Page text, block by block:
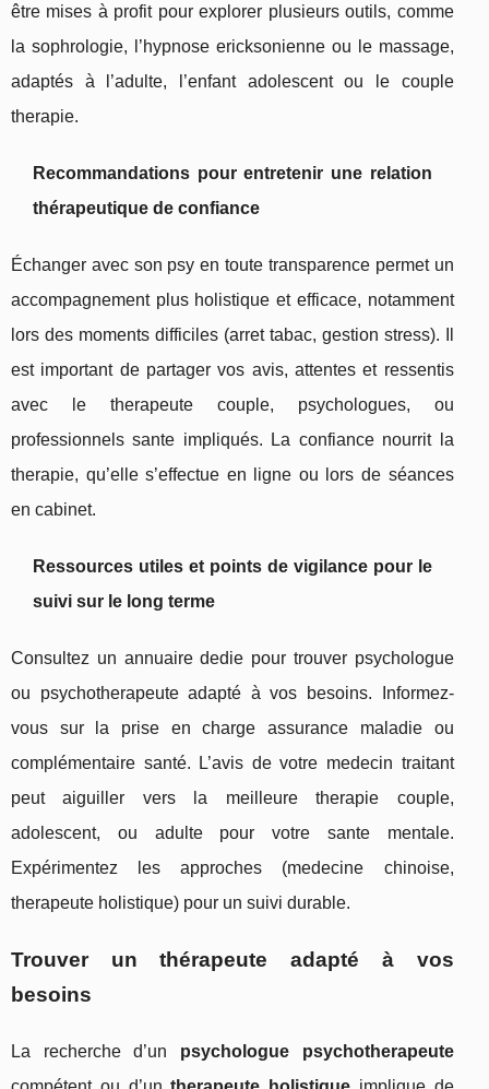
être mises à profit pour explorer plusieurs outils, comme
la sophrologie, l’hypnose ericksonienne ou le massage,
adaptés à l’adulte, l’enfant adolescent ou le couple
therapie.
Recommandations pour entretenir une relation
thérapeutique de confiance
Échanger avec son psy en toute transparence permet un
accompagnement plus holistique et efficace, notamment
lors des moments difficiles (arret tabac, gestion stress). Il
est important de partager vos avis, attentes et ressentis
avec le therapeute couple, psychologues, ou
professionnels sante impliqués. La confiance nourrit la
therapie, qu’elle s’effectue en ligne ou lors de séances
en cabinet.
Ressources utiles et points de vigilance pour le
suivi sur le long terme
Consultez un annuaire dedie pour trouver psychologue
ou psychotherapeute adapté à vos besoins. Informez-
vous sur la prise en charge assurance maladie ou
complémentaire santé. L’avis de votre medecin traitant
peut aiguiller vers la meilleure therapie couple,
adolescent, ou adulte pour votre sante mentale.
Expérimentez les approches (medecine chinoise,
therapeute holistique) pour un suivi durable.
Trouver un thérapeute adapté à vos
besoins
La recherche d’un psychologue psychotherapeute